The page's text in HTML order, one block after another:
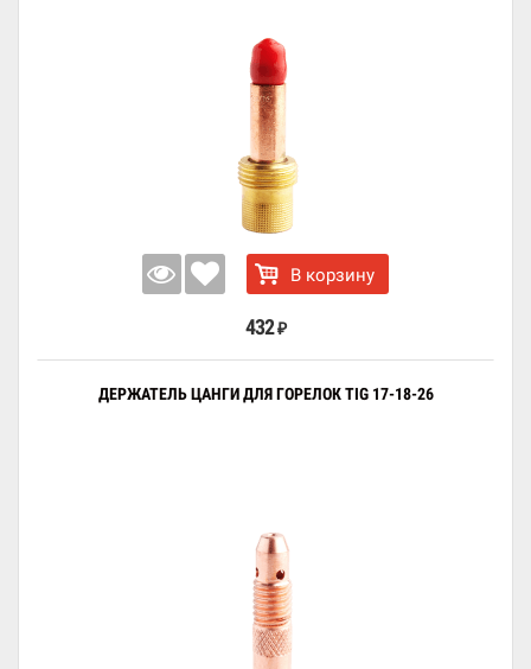
В корзину
432 ₽
ДЕРЖАТЕЛЬ ЦАНГИ ДЛЯ ГОРЕЛОК TIG 17-18-26